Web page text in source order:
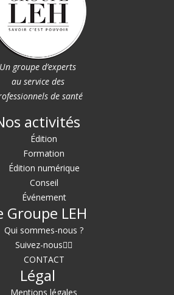
Un groupe d’experts
au service des
de santé
activités
Édition
Formation
Édition numérique
Conseil
Événement
Groupe LEH
Qui sommes-nous ?
Suivez-nous
CONTACT
Légal
Mentions légales